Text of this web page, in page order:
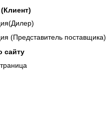
(Представитель поставщика)
сайту